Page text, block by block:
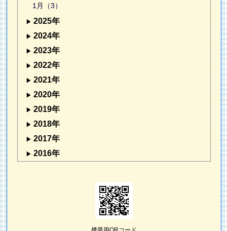
1月（3）
2025年
2024年
2023年
2022年
2021年
2020年
2019年
2018年
2017年
2016年